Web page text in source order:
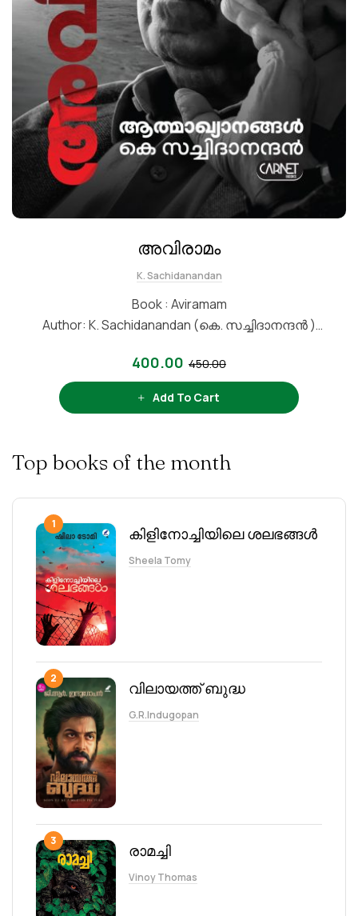
അവിരാമം
K. Sachidanandan
Book : Aviramam
Author: K. Sachidanandan (കെ. സച്ചിദാനന്ദൻ )
Binding : Paperback
Publisher : Carnet Publications
Language : Malayalam
450.00
400.00
Add To Cart
Top books of the month
1
കിളിനോച്ചിയിലെ ശലഭങ്ങൾ
Sheela Tomy
2
വിലായത്ത് ബുദ്ധ
G.R.Indugopan
3
രാമച്ചി
Vinoy Thomas